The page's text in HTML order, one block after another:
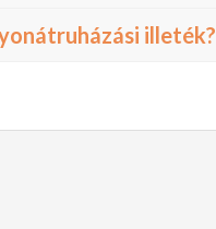
illeték?